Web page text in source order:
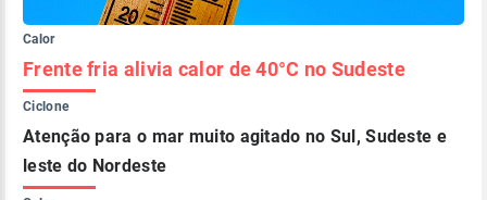
Calor
Frente fria alivia calor de 40°C no Sudeste
Ciclone
Atenção para o mar muito agitado no Sul, Sudeste e
leste do Nordeste